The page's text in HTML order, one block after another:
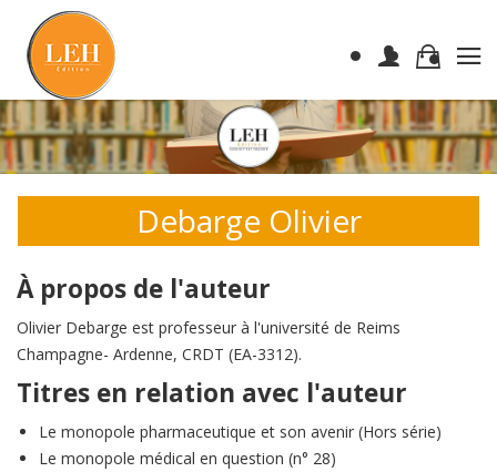
Debarge Olivier
À propos de l'auteur
Olivier Debarge est professeur à l'université de Reims
Champagne- Ardenne, CRDT (EA-3312).
Titres en relation avec l'auteur
Le monopole pharmaceutique et son avenir (Hors série)
Le monopole médical en question (n° 28)